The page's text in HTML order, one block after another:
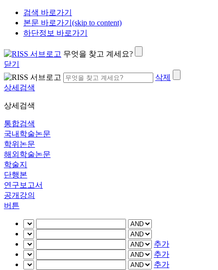
검색 바로가기
본문 바로가기(skip to content)
하단정보 바로가기
무엇을 찾고 계세요?
닫기
삭제
상세검색
상세검색
통합검색
국내학술논문
학위논문
해외학술논문
학술지
단행본
연구보고서
공개강의
버튼
추가
추가
추가